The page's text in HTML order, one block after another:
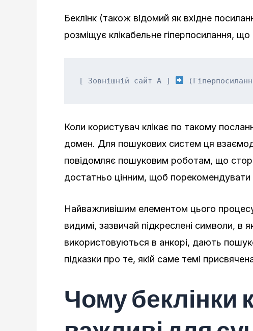
Беклінк (також відомий як вхідне
розміщує клікабельне гіперпосилання,
[ Зовнішній сайт А ]
Коли користувач клікає по такому
домен. Для пошукових систем ця
повідомляє пошуковим роботам, що
достатньо цінним, щоб порекомендувати
Найважливішим елементом цього
видимі, зазвичай підкреслені символи, в
використовуються в анкорі, дають
підказки про те, якій саме темі
Чому беклінки